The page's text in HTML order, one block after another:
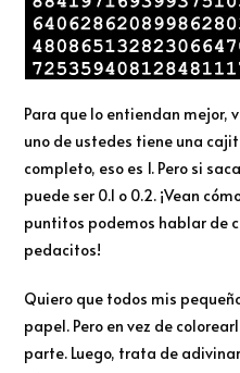
Para que lo entiendan mejor,
uno de ustedes tiene una
completo, eso es 1. Pero si
puede ser 0.1 o 0.2. ¡Vean
puntitos podemos hablar de
pedacitos!
Quiero que todos mis
papel. Pero en vez de
parte. Luego, trata de